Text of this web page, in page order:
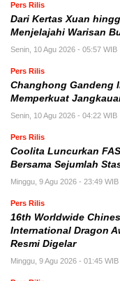
Pers Rilis
Dari Kertas Xuan
Menjelajahi Warisan
Senin, 10 Agu 2026 - 05:57 WIB
Pers Rilis
Changhong Gandeng
Memperkuat
Senin, 10 Agu 2026 - 04:22 WIB
Pers Rilis
Coolita Luncurkan
Bersama Sejumlah
Minggu, 9 Agu 2026 - 23:49 WIB
Pers Rilis
16th Worldwide
International Dragon
Resmi Digelar
Minggu, 9 Agu 2026 - 01:45 WIB